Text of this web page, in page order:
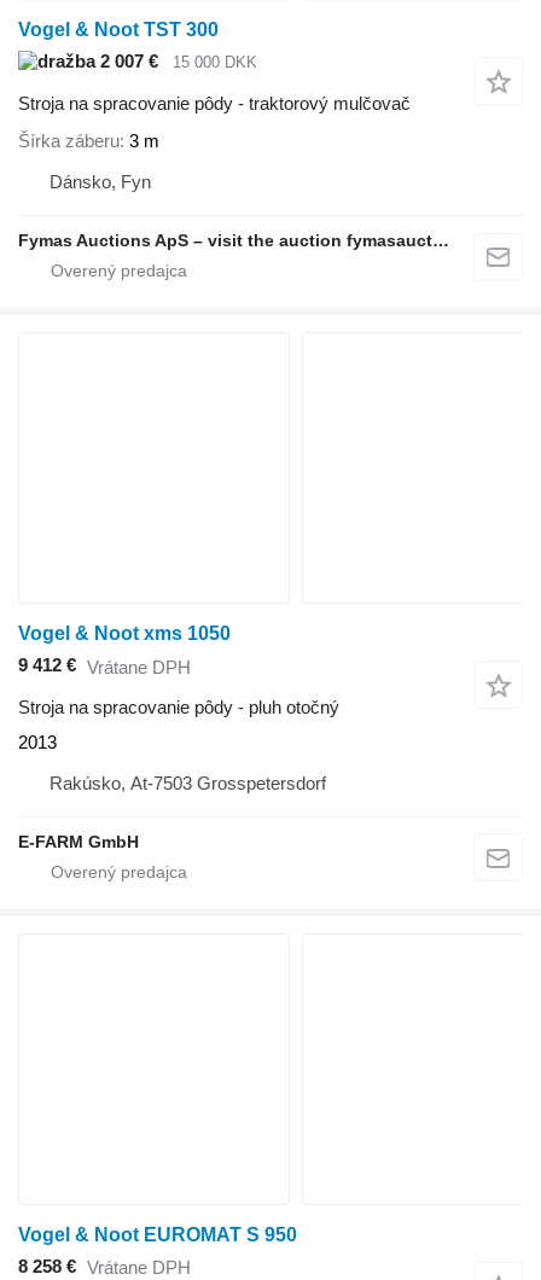
Vogel & Noot TST 300
2 007 €
15 000 DKK
Stroja na spracovanie pôdy - traktorový mulčovač
Šírka záberu 3 m
Dánsko, Fyn
Fymas Auctions ApS – visit the auction fymasauctions.dk
Vogel & Noot xms 1050
9 412 € Vrátane DPH
Stroja na spracovanie pôdy - pluh otočný
2013
Rakúsko, At-7503 Grosspetersdorf
E-FARM GmbH
Vogel & Noot EUROMAT S 950
8 258 € Vrátane DPH